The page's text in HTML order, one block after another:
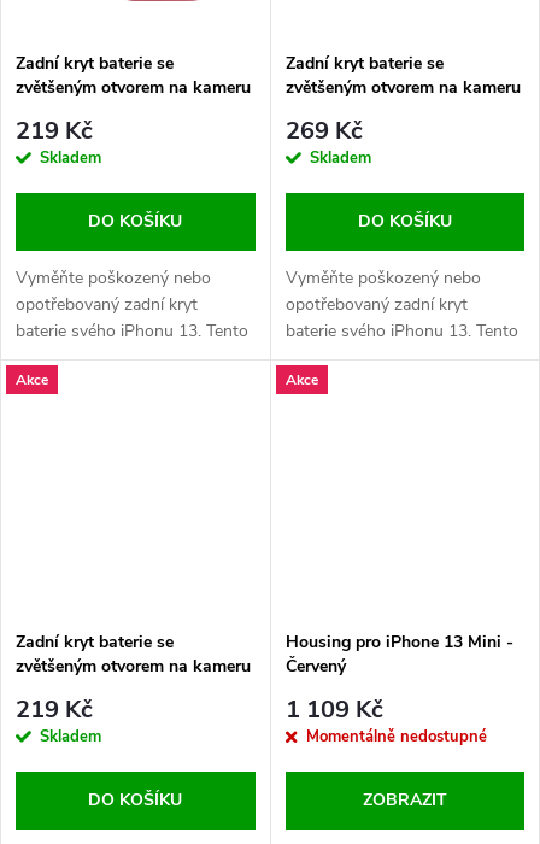
Zadní kryt baterie se
zvětšeným otvorem na kameru
219 Kč
Skladem
DO KOŠÍKU
Vyměňte poškozený nebo
opotřebovaný zadní kryt
baterie svého iPhonu 13. Tento
náhradní kryt se zvětšeným
otvorem na kameru zajistí
Zadní kryt baterie se
zvětšeným otvorem na kameru
269 Kč
Skladem
DO KOŠÍKU
Vyměňte poškozený nebo
opotřebovaný zadní kryt
baterie svého iPhonu 13. Tento
náhradní kryt se zvětšeným
otvorem na kameru zajistí
Akce
Zadní kryt baterie se
zvětšeným otvorem na kameru
219 Kč
Skladem
DO KOŠÍKU
Akce
Housing pro iPhone 13 Mini -
Červený
1 109 Kč
Momentálně nedostupné
ZOBRAZIT